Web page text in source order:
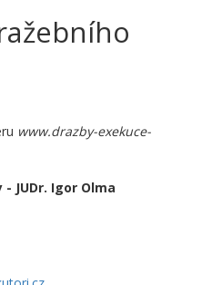
www.drazby-exekuce-
JUDr. Igor Olma